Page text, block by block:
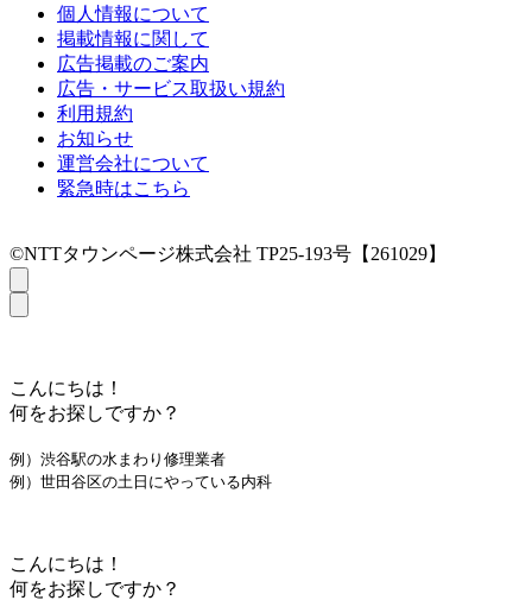
個人情報について
掲載情報に関して
広告掲載のご案内
広告・サービス取扱い規約
利用規約
お知らせ
運営会社について
緊急時はこちら
©NTTタウンページ株式会社 TP25-193号【261029】
こんにちは！
何をお探しですか？
例）渋谷駅の水まわり修理業者
例）世田谷区の土日にやっている内科
こんにちは！
何をお探しですか？